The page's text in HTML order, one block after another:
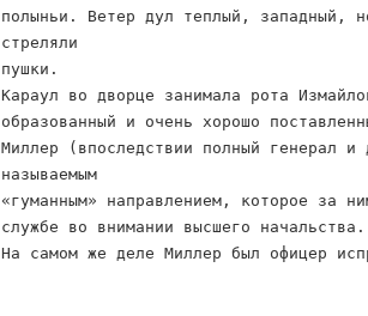
полыньи. Ветер дул теплый, западный,
стреляли
пушки.
Караул во дворце занимала рота
образованный и очень хорошо
Миллер (впоследствии полный генерал
называемым
«гуманным» направлением, которое за
службе во внимании высшего начальства.
На самом же деле Миллер был офицер